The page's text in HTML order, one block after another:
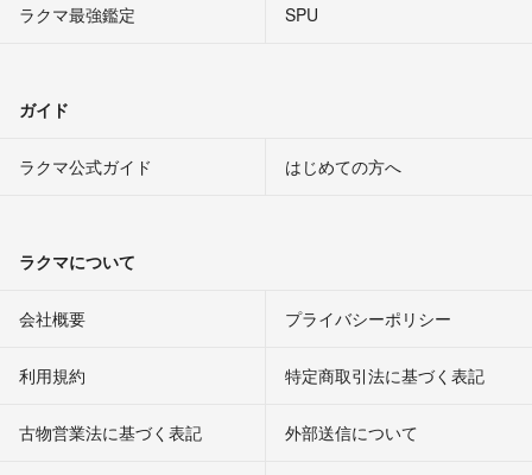
ラクマ最強鑑定
SPU
ガイド
ラクマ公式ガイド はじめての方へ
ラクマについて
会社概要 プライバシーポリシー
利用規約 特定商取引法に基づく表記
古物営業法に基づく表記 外部送信について